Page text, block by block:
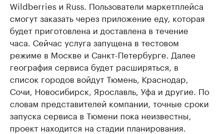
Wildberries и Russ. Пользователи маркетплейса
смогут заказать через приложение еду, которая
будет приготовлена и доставлена в течение
часа. Сейчас услуга запущена в тестовом
режиме в Москве и Санкт-Петербурге. Далее
география сервиса будет расширяться, в
список городов войдут Тюмень, Краснодар,
Сочи, Новосибирск, Ярославль, Уфа и другие. По
словам представителей компании, точные сроки
запуска сервиса в Тюмени пока неизвестны,
проект находится на стадии планирования.